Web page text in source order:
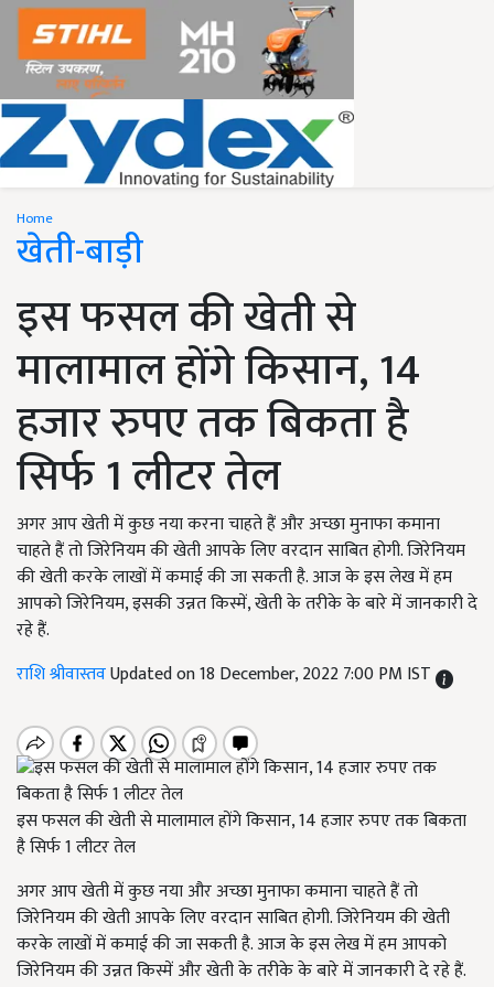
Home
खेती-बाड़ी
इस फसल की खेती से
मालामाल होंगे किसान, 14
हजार रुपए तक बिकता है
सिर्फ 1 लीटर तेल
अगर आप खेती में कुछ नया करना चाहते हैं और अच्छा मुनाफा कमाना
चाहते हैं तो जिरेनियम की खेती आपके लिए वरदान साबित होगी. जिरेनियम
की खेती करके लाखों में कमाई की जा सकती है. आज के इस लेख में हम
आपको जिरेनियम, इसकी उन्नत किस्में, खेती के तरीके के बारे में जानकारी दे
रहे हैं.
राशि श्रीवास्तवUpdated on 18 December, 2022 7:00 PM IST
इस फसल की खेती से मालामाल होंगे किसान, 14 हजार रुपए तक बिकता
है सिर्फ 1 लीटर तेल
अगर आप खेती में कुछ नया और अच्छा मुनाफा कमाना चाहते हैं तो
जिरेनियम की खेती आपके लिए वरदान साबित होगी. जिरेनियम की खेती
करके लाखों में कमाई की जा सकती है. आज के इस लेख में हम आपको
जिरेनियम की उन्नत किस्में औरखेती के तरीके के बारे में जानकारी दे रहे हैं.